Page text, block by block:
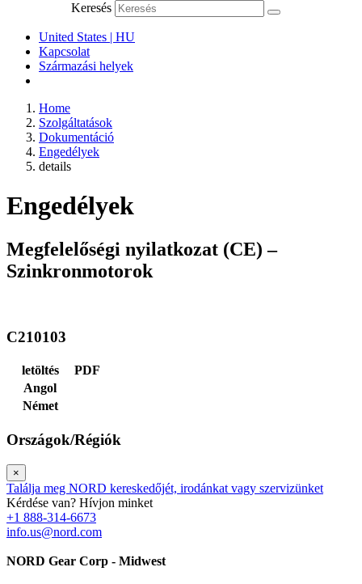
Keresés
United States | HU
Kapcsolat
Származási helyek
Home
Szolgáltatások
Dokumentáció
Engedélyek
details
Engedélyek
Megfelelőségi nyilatkozat (CE) –
Szinkronmotorok
C210103
letöltés
PDF
Angol
Német
Országok/Régiók
×
Találja meg NORD kereskedőjét, irodánkat vagy szervizünket
Kérdése van? Hívjon minket
+1 888-314-6673
info.us@nord.com
NORD Gear Corp - Midwest